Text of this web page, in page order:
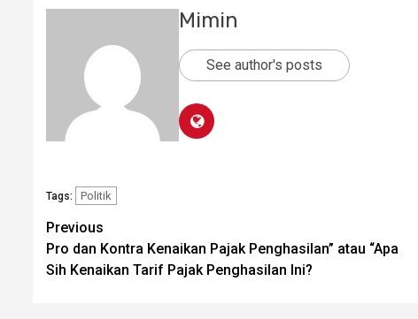
Mimin
See author's posts
Tags: Politik
Post
navigation
Previous
Pro dan Kontra Kenaikan Pajak Penghasilan” atau “Apa
Sih Kenaikan Tarif Pajak Penghasilan Ini?